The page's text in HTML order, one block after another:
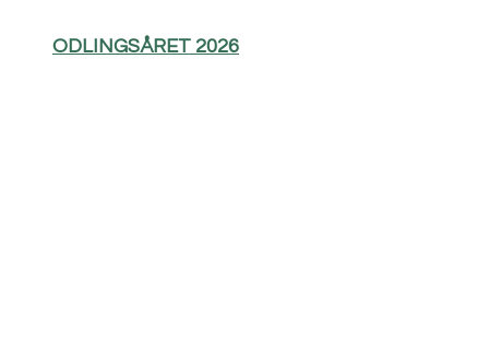
ODLINGSÅRET 2026